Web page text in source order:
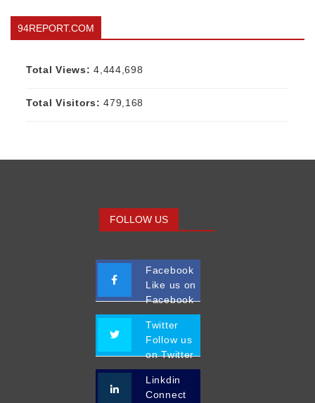
94REPORT.COM
Total Views:4,444,698
Total Visitors:479,168
FOLLOW US
Facebook
Like us on
Facebook
Twitter
Follow us
on Twitter
Linkdin
Connect